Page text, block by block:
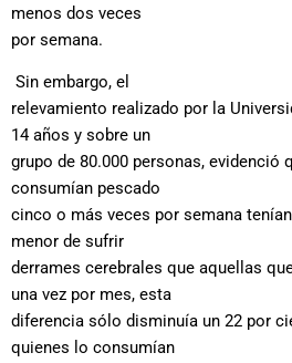
menos dos veces
por semana.
Sin embargo, el
relevamiento realizado por la
14 años y sobre un
grupo de 80.000 personas, evidenció
consumían pescado
cinco o más veces por semana
menor de sufrir
derrames cerebrales que aquellas
una vez por mes, esta
diferencia sólo disminuía un 22 por
quienes lo consumían